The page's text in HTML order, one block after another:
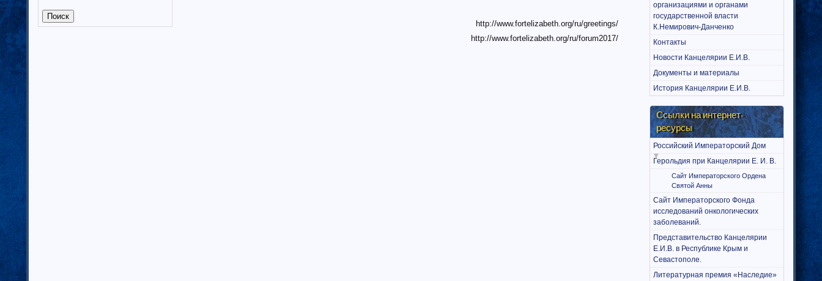
Калмыкия (6)
Калужская область (37)
http://www.fortelizabeth.org/ru/greetings/
http://www.fortelizabeth.org/ru/forum2017/
организациями и органами
государственной власти
К.Немирович-Данченко
Контакты
Новости Канцелярии Е.И.В.
Документы и материалы
История Канцелярии Е.И.В.
Ссылки на интернет-
ресурсы
Российский Императорский Дом
Герольдия при Канцелярии Е. И. В.
Сайт Императорского Ордена
Святой Анны
Сайт Императорского Фонда
исследований онкологических
заболеваний.
Представительство Канцелярии
Е.И.В. в Республике Крым и
Севастополе.
Литературная премия «Наследие»